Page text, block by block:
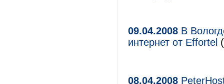
09.04.2008 В
интернет от Effortel
08.04.2008